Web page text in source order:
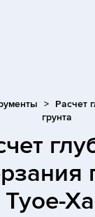
Расчет
грунта
Туое-